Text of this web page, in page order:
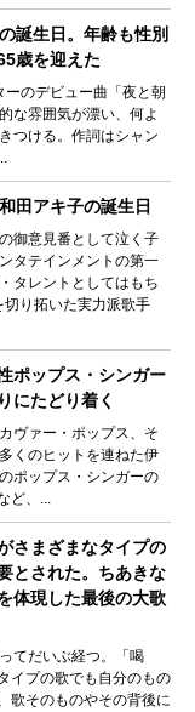
誕生日。年齢も性別
歳を迎えた
のデビュー曲「夜と朝
な雰囲気が漂い、何よ
つける。作詞はシャン
田アキ子の誕生日
御意見番として泣く子
タテインメントの第一
タレントとしてはもち
り拓いた実力派歌手
ポップス・シンガー
にたどり着く
ヴァー・ポップス、そ
くのヒットを連ねた伊
ポップス・シンガーの
ど、...
さまざまなタイプの
とされた。ちあきな
体現した最後の大歌
てだいぶ経つ。「喝
イプの歌でも自分のもの
歌そのものやその背後に